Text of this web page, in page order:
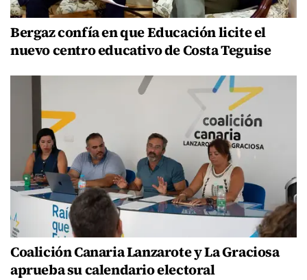
Bergaz confía en que Educación licite el
nuevo centro educativo de Costa Teguise
Coalición Canaria Lanzarote y La Graciosa
aprueba su calendario electoral